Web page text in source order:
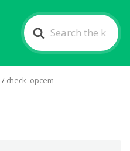
Search
For
/ check_opcem